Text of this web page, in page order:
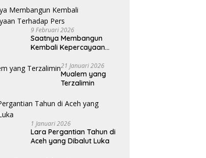
9 Februari 2026
Saatnya Membangun
Kembali Kepercayaan
21 Januari 2026
Mualem yang
Terzalimin
1 Januari 2026
Lara Pergantian Tahun di
Aceh yang Dibalut Luka